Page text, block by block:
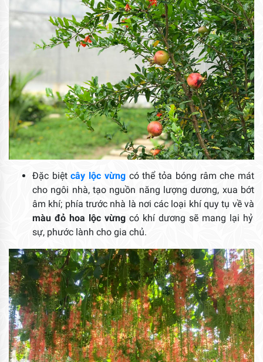
Đặc biệtcây lộc vừngcó thể tỏa bóng râm che mát
cho ngôi nhà, tạo nguồn năng lượng dương, xua bớt
âm khí; phía trước nhà là nơi các loại khí quy tụ về và
màu đỏ hoa lộc vừng có khí dương sẽ mang lại hỷ
sự, phước lành cho gia chủ.